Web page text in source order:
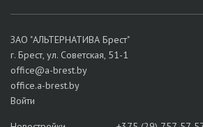
ЗАО "АЛЬТЕРНАТИВА Брест"
г. Брест, ул. Советская, 51-1
office@a-brest.by
office.a-brest.by
Войти